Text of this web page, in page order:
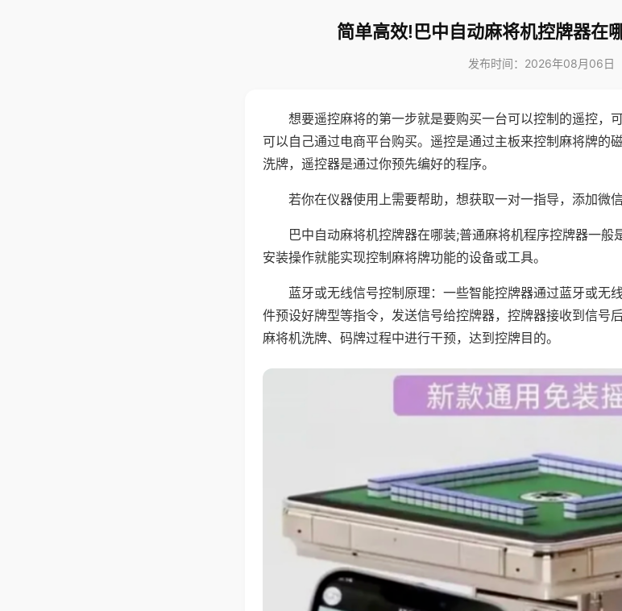
简单高效!巴中自动麻将机控牌器在
发布时间：2026年08月06日
想要遥控麻将的第一步就是要购买一台可以控制的遥控，
可以自己通过电商平台购买。遥控是通过主板来控制麻将牌的
洗牌，遥控器是通过你预先编好的程序。
若你在仪器使用上需要帮助，想获取一对一指导，添加微
巴中自动麻将机控牌器在哪装;普通麻将机程序控牌器一
安装操作就能实现控制麻将牌功能的设备或工具。
蓝牙或无线信号控制原理：一些智能控牌器通过蓝牙或无
件预设好牌型等指令，发送信号给控牌器，控牌器接收到信号
麻将机洗牌、码牌过程中进行干预，达到控牌目的。